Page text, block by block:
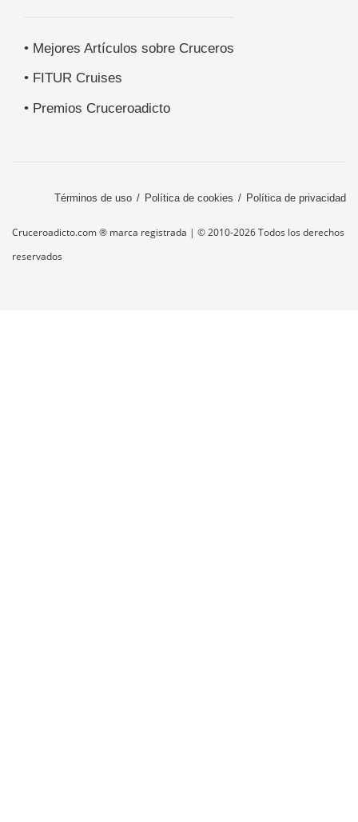
• Mejores Artículos sobre Cruceros
• FITUR Cruises
• Premios Cruceroadicto
Términos de uso Política de cookies Política de privacidad
Cruceroadicto.com ® marca registrada | © 2010-2026 Todos los derechos
reservados